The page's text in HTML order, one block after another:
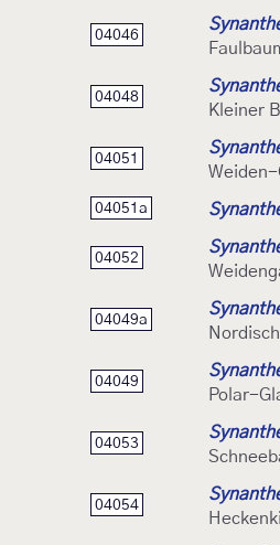
04046
04048
Kleiner
04051
04051a
04052
04049a
04049
Polar-
04053
04054